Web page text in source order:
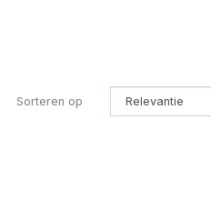
Sorteren op